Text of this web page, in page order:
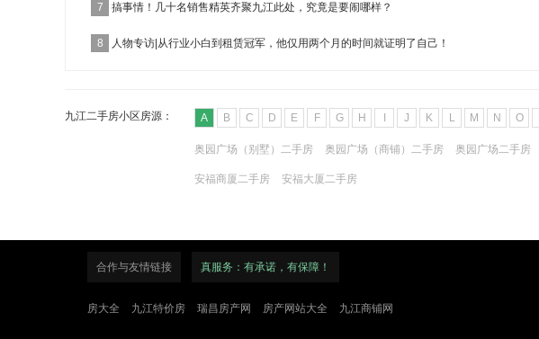
7 搞事情！几十名销售精英齐聚九江此处，究竟是要闹哪样？
8 人物专访|从行业小白到租赁冠军，他仅用两个月的时间就证明了自己！
九江二手房小区房源： A B C D E F G H J K L M N O
奥园广场（别墅）二手房 奥园广场（商铺）二手房 奥园广场二手房
安福商厦二手房 安福大厦二手房
合作与友情链接 真服务：有承诺，有保障！
房大全 九江特价房 瑞昌房产网 房产网站大全 九江商铺网